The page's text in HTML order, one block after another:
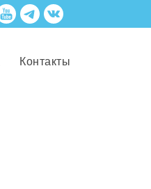
Контакты